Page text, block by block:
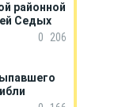
районной
Седых
0
206